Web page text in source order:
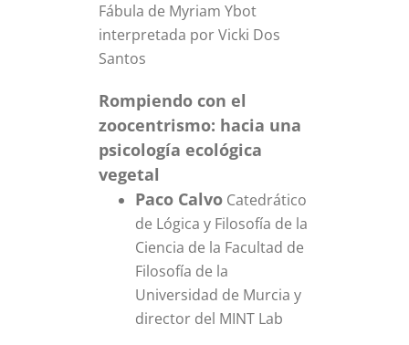
Fábula de Myriam Ybot
interpretada por Vicki Dos
Santos
Rompiendo con el
zoocentrismo: hacia una
psicología ecológica
vegetal
Paco CalvoCatedrático
de Lógica y Filosofía de la
Ciencia de la Facultad de
Filosofía de la
Universidad de Murcia y
director del MINT Lab